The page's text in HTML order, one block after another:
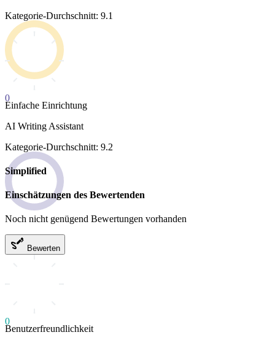
Kategorie-Durchschnitt: 9.1
0
Einfache Einrichtung
AI Writing Assistant
Kategorie-Durchschnitt: 9.2
Simplified
Einschätzungen des Bewertenden
Noch nicht genügend Bewertungen vorhanden
Bewerten
0
Benutzerfreundlichkeit